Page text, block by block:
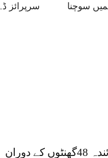
سرپرائز
سوچنا
آئندہ 48گھنٹوں کے دوران